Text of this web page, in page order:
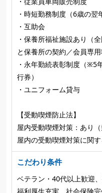
・時短勤務制度（6歳の翌
・互助会
・保養所福祉施設あり（
と保養所の契約／会員専用
・永年勤続表彰制度（※5
行券）
・ユニフォーム貸与
【受動喫煙防止法】
屋内受動喫煙対策：あり（
屋内の受動喫煙対策に関
こだわり条件
ベテラン・40代以上歓迎